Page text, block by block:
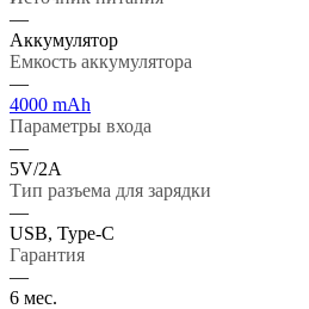
—
Аккумулятор
Емкость аккумулятора
—
4000 mAh
Параметры входа
—
5V/2А
Тип разъема для зарядки
—
USB, Type-C
Гарантия
—
6 мес.